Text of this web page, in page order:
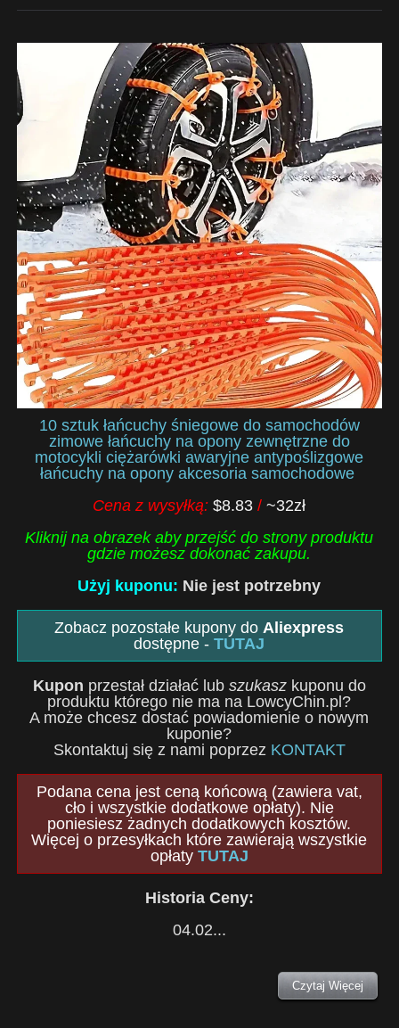
10 sztuk łańcuchy śniegowe do samochodów
zimowe łańcuchy na opony zewnętrzne do
motocykli ciężarówki awaryjne antypoślizgowe
łańcuchy na opony akcesoria samochodowe
Cena z wysyłką:$8.83/~32zł
Kliknij na obrazek aby przejść do strony produktu
gdzie możesz dokonać zakupu.
Użyj kuponu: Nie jest potrzebny
Zobacz pozostałe kupony do Aliexpress
dostępne -TUTAJ
Kupon przestał działać lub szukaszkuponu do
produktu którego nie ma na LowcyChin.pl?
A może chcesz dostać powiadomienie o nowym
kuponie?
Skontaktuj się z nami poprzez KONTAKT
Podana cena jest ceną końcową (zawiera vat,
cło i wszystkie dodatkowe opłaty). Nie
poniesiesz żadnych dodatkowych kosztów.
Więcej o przesyłkach które zawierają wszystkie
opłaty TUTAJ
Historia Ceny:
04.02...
Czytaj Więcej